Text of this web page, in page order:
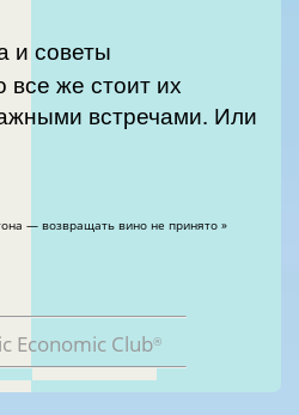
и советы
же стоит их
встречами. Или
принято »
Economic Club®